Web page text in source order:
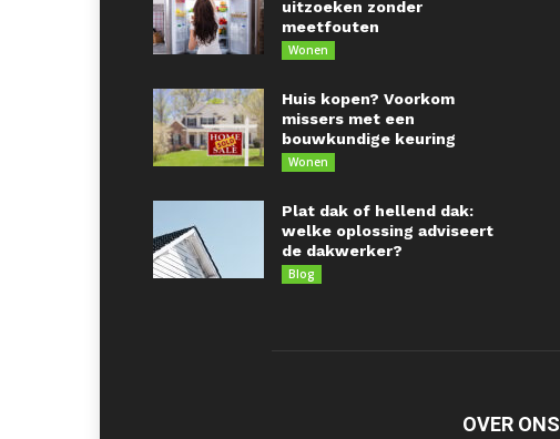
uitzoeken zonder
meetfouten
Wonen
Huis kopen? Voorkom
missers met een
bouwkundige keuring
Wonen
Plat dak of hellend dak:
welke oplossing adviseert
de dakwerker?
Blog
OVER ONS